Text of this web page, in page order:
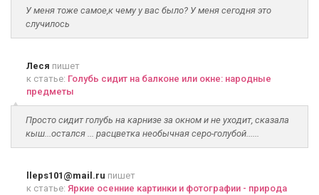
У меня тоже самое,к чему у вас было? У меня сегодня это
случилось
Леся пишет
к статье: Голубь сидит на балконе или окне: народные
предметы
Просто сидит голубь на карнизе за окном и не уходит, сказала
кыш...остался ... расцветка необычная серо-голубой......
lleps101@mail.ru пишет
к статье: Яркие осенние картинки и фотографии - природа